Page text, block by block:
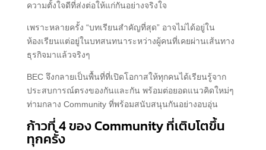
ความตั้งใจดีที่ส่งต่อให้แก่กันอย่างจริงใจ
เพราะหลายครั้ง “บทเรียนสำคัญที่สุด” อาจไม่ได้อยู่ใน
ห้องเรียนแต่อยู่ในบทสนทนาระหว่างผู้คนที่เคยผ่านเส้นทาง
ธุรกิจมาแล้วจริงๆ
BEC จึงกลายเป็นพื้นที่ที่เปิดโอกาสให้ทุกคนได้เรียนรู้จาก
ประสบการณ์ตรงของกันและกัน พร้อมต่อยอดแนวคิดใหม่ๆ
ท่ามกลาง Community ที่พร้อมสนับสนุนกันอย่างอบอุ่น
ก้าวที่ 4 ของ Community ที่เติบโตขึ้น
ทุกครั้ง